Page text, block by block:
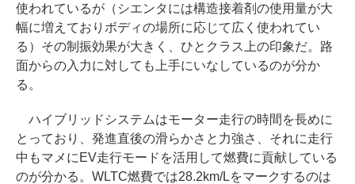
使われているが（シエンタには構造接着剤の使用量が大
幅に増えておりボディの場所に応じて広く使われてい
る）その制振効果が大きく、ひとクラス上の印象だ。路
面からの入力に対しても上手にいなしているのが分か
る。
ハイブリッドシステムはモーター走行の時間を長めに
とっており、発進直後の滑らかさと力強さ、それに走行
中もマメにEV走行モードを活用して燃費に貢献している
のが分かる。WLTC燃費では28.2km/Lをマークするのは